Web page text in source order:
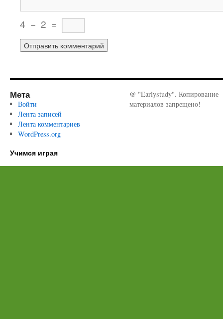
4 − 2 =
Мета
Войти
Лента записей
Лента комментариев
WordPress.org
@ "Earlystudy". Копирование
материалов запрещено!
Учимся играя